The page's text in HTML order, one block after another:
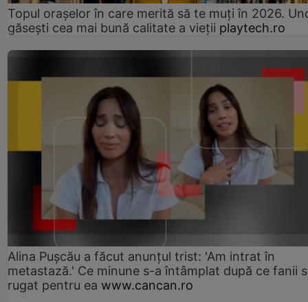
Topul orașelor în care merită să te muți în 2026.
găsești cea mai bună calitate a vieții playtech.ro
Alina Pușcău a făcut anunțul trist: 'Am intrat în
metastază.' Ce minune s-a întâmplat după ce fanii
rugat pentru ea www.cancan.ro